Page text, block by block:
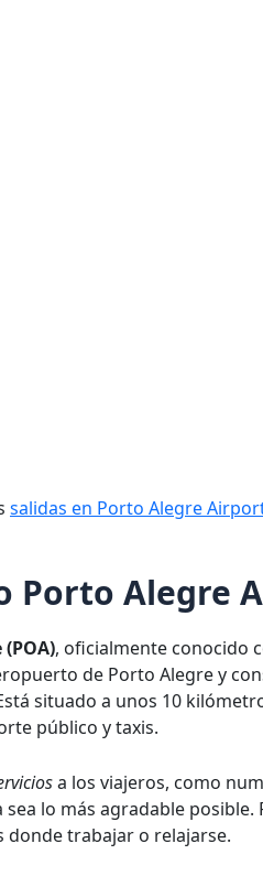
salidas en Porto Alegre
Porto Alegre
, oficialmente conocido
de Porto Alegre y
situado a unos 10
público y taxis.
a los viajeros, como
lo más agradable
donde trabajar o relajarse.